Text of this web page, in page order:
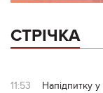
СТРІЧКА
11:53
Напідпитку